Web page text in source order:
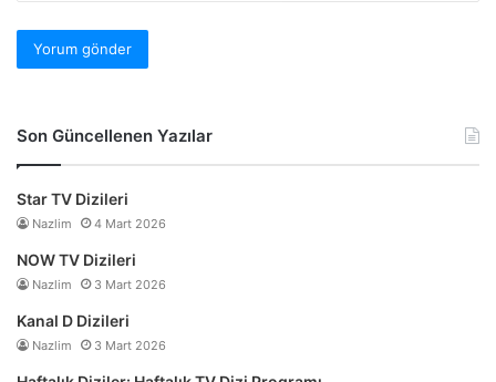
Son Güncellenen Yazılar
Star TV Dizileri
Nazlim 4 Mart 2026
NOW TV Dizileri
Nazlim 3 Mart 2026
Kanal D Dizileri
Nazlim 3 Mart 2026